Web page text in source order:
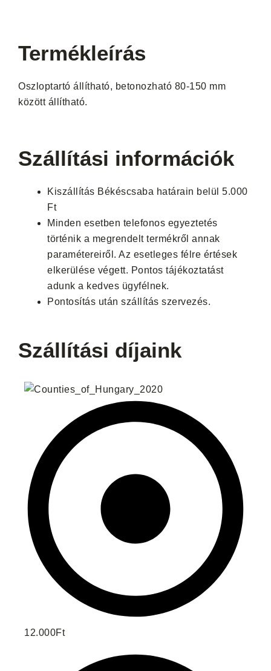
Termékleírás
Oszloptartó állítható, betonozható 80-150 mm
között állítható.
Szállítási információk
Kiszállítás Békéscsaba határain belül 5.000
Ft
Minden esetben telefonos egyeztetés
történik a megrendelt termékről annak
paramétereiről. Az esetleges félre értések
elkerülése végett. Pontos tájékoztatást
adunk a kedves ügyfélnek.
Pontosítás után szállítás szervezés.
Szállítási díjaink
12.000Ft